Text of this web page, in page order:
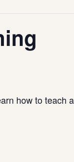
how to teach